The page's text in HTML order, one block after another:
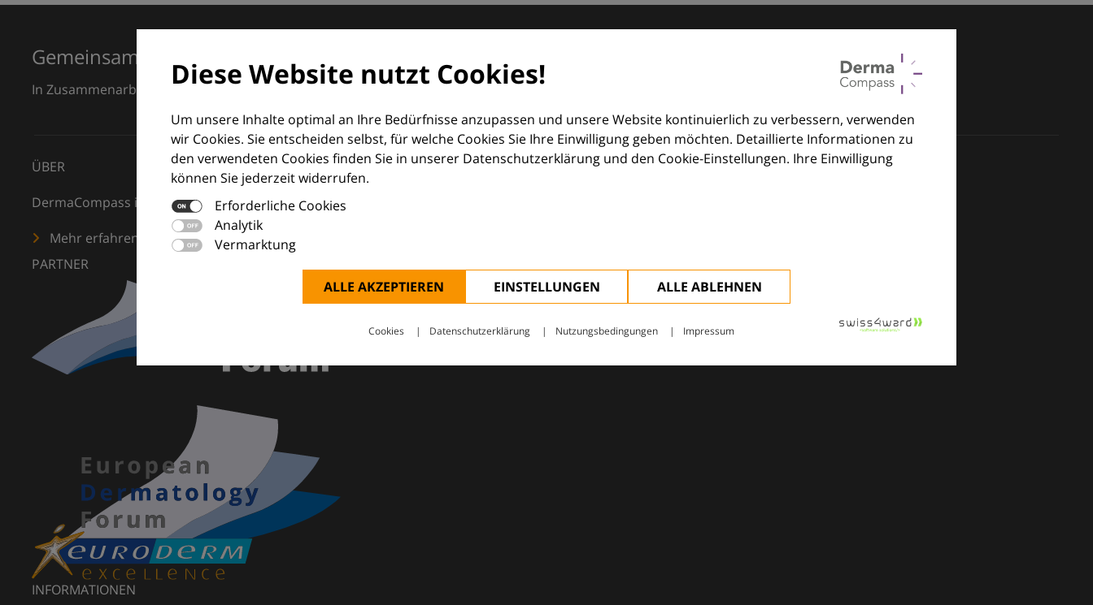
Diese Website nutzt Cookies!
Um unsere Inhalte optimal an Ihre Bedürfnisse anzupassen und unsere Website kontinuierlich zu verbessern, verwenden
wir Cookies. Sie entscheiden selbst, für welche Cookies Sie Ihre Einwilligung geben möchten. Detaillierte Informationen zu
den verwendeten Cookies finden Sie in unserer Datenschutzerklärung und den Cookie-Einstellungen. Ihre Einwilligung
können Sie jederzeit widerrufen.
Erforderliche Cookies
Analytik
Vermarktung
ALLE AKZEPTIEREN EINSTELLUNGEN ALLE ABLEHNEN
Cookies Datenschutzerklärung Nutzungsbedingungen Impressum
Gemeinsam für Exzellenz in der Dermatologie
In Zusammenarbeit mit dem European Dermatology Forum (EDF) und Euroderm Excellence
ÜBER
DermaCompass ist Ihr digitaler Kompass für die Dermatologie – mit Wissen, Bildern und praktischen Tools für den klinischen Alltag.
Mehr erfahren
PARTNER
INFORMATIONEN